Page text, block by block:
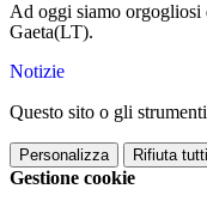
Ad oggi siamo orgogliosi
Gaeta(LT).
Notizie
Questo sito o gli
Personalizza Rifiuta tutti
Gestione cookie